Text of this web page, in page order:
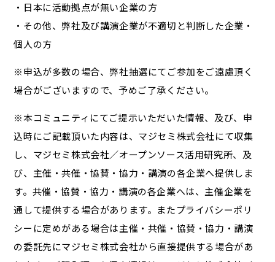
・日本に活動拠点が無い企業の方
・その他、弊社及び講演企業が不適切と判断した企業・
個人の方
※申込が多数の場合、弊社抽選にてご参加をご遠慮頂く
場合がございますので、予めご了承ください。
※本コミュニティにてご提示いただいた情報、及び、申
込時にご記載頂いた内容は、マジセミ株式会社にて収集
し、マジセミ株式会社／オープンソース活用研究所、及
び、主催・共催・協賛・協力・講演の各企業へ提供しま
す。共催・協賛・協力・講演の各企業へは、主催企業を
通して提供する場合があります。またプライバシーポリ
シーに定めがある場合は主催・共催・協賛・協力・講演
の委託先にマジセミ株式会社から直接提供する場合があ